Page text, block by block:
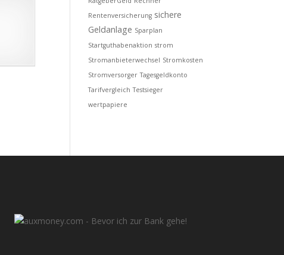
Rentenversicherung sichere
Geldanlage Sparplan
Startguthabenaktion strom
Stromanbieterwechsel Stromkosten
Stromversorger Tagesgeldkonto
Tarifvergleich Testsieger
wertpapiere